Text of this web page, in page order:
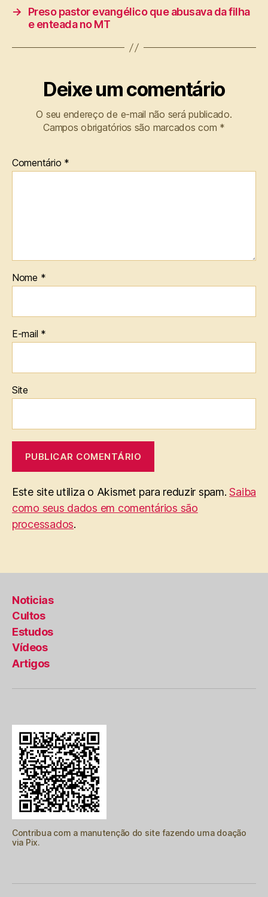
→
Preso pastor evangélico que abusava da filha
e enteada no MT
Deixe um comentário
O seu endereço de e-mail não será publicado.
Campos obrigatórios são marcados com *
Comentário *
Nome *
E-mail *
Site
Este site utiliza o Akismet para reduzir spam.Saiba
como seus dados em comentários são
processados.
Noticias
Cultos
Estudos
Vídeos
Artigos
Contribua com a manutenção do site fazendo uma doação
via Pix.